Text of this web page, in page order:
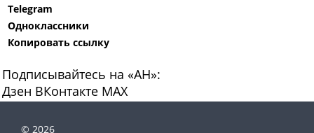
Telegram
Одноклассники
Копировать ссылку
Подписывайтесь на «АН»:
Дзен ВКонтакте МАХ
© 2026